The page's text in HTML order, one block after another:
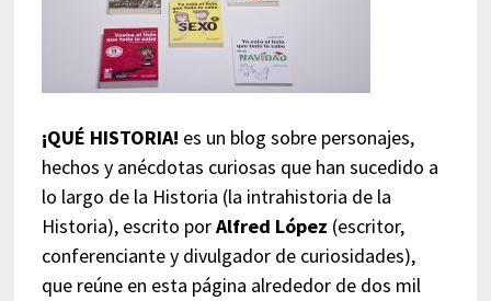
¡QUÉ HISTORIA! es un blog sobre personajes,
hechos y anécdotas curiosas que han sucedido a
lo largo de la Historia (la intrahistoria de la
Historia), escrito porAlfred López (escritor,
conferenciante y divulgador de curiosidades),
que reúne en esta página alrededor de dos mil